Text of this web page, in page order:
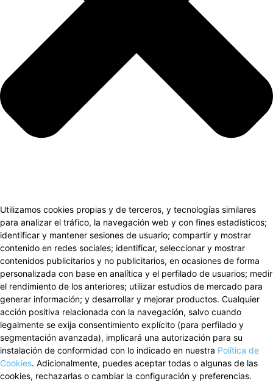
Utilizamos cookies propias y de terceros, y tecnologías similares
para analizar el tráfico, la navegación web y con fines estadísticos;
identificar y mantener sesiones de usuario; compartir y mostrar
contenido en redes sociales; identificar, seleccionar y mostrar
contenidos publicitarios y no publicitarios, en ocasiones de forma
personalizada con base en analítica y el perfilado de usuarios; medir
el rendimiento de los anteriores; utilizar estudios de mercado para
generar información; y desarrollar y mejorar productos. Cualquier
acción positiva relacionada con la navegación, salvo cuando
legalmente se exija consentimiento explícito (para perfilado y
segmentación avanzada), implicará una autorización para su
instalación de conformidad con lo indicado en nuestra Política de
Cookies. Adicionalmente, puedes aceptar todas o algunas de las
cookies, rechazarlas o cambiar la configuración y preferencias.